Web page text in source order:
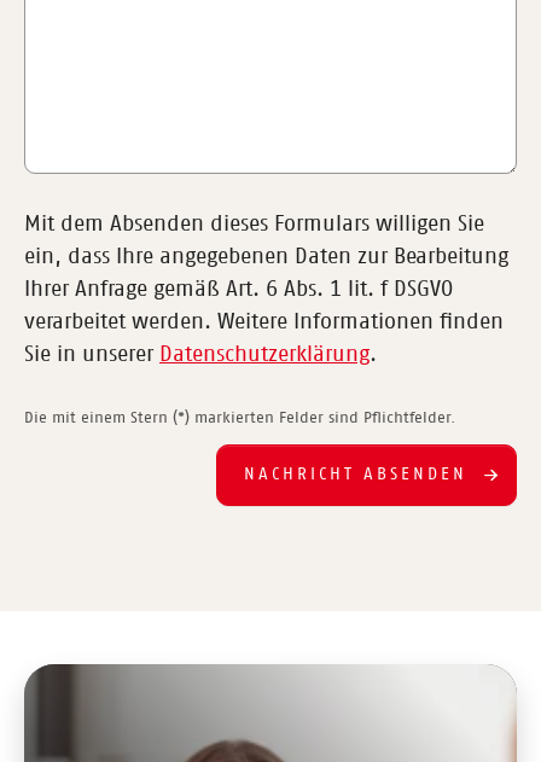
Mit dem Absenden dieses Formulars willigen Sie
ein, dass Ihre angegebenen Daten zur Bearbeitung
Ihrer Anfrage gemäß Art. 6 Abs. 1 lit. f DSGVO
verarbeitet werden. Weitere Informationen finden
Sie in unserer Datenschutzerklärung.
Die mit einem Stern (*) markierten Felder sind Pflichtfelder.